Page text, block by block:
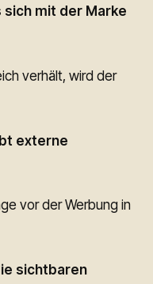
sich mit der Marke
verhält, wird der
externe
vor der Werbung in
sichtbaren